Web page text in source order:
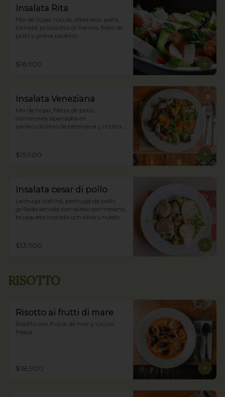
Insalata Rita
Mix de hojas, rúcula, albahaca, palta,
tomate, prosciutto di Parma, filete de
pollo y grana padano.
$16.900
Insalata Veneziana
Mix de hojas, filetes de pollo,
camarones apanados en
panko,rotolino de berenjena y ricotta y
$15.900
Insalata cesar di pollo
Lechuga costina, pechuga de pollo
grillada servida con queso parmesano,
brusqueta tostada con oliva y nuestra
$13.900
RISOTTO
Risotto ai frutti di mare
Risotto con frutos de mar y rúcula
fresca.
$18.900